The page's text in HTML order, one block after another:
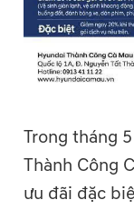
Trong tháng
Thành Công
ưu đãi đặc